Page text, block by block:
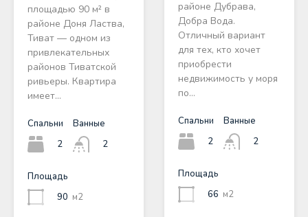
площадью 90 м² в
районе Доня Ластва,
Тиват — одном из
привлекательных
районов Тиватской
ривьеры. Квартира
имеет…
Спальни
2
Ванные
2
Площадь
90 м2
районе Дубрава,
Добра Вода.
Отличный вариант
для тех, кто хочет
приобрести
недвижимость у моря
по…
Спальни
2
Ванные
2
Площадь
66 м2